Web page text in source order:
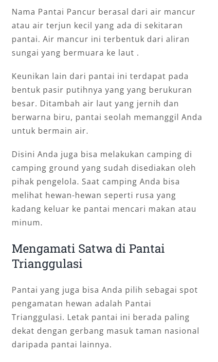
Nama Pantai Pancur berasal dari air mancur
atau air terjun kecil yang ada di sekitaran
pantai. Air mancur ini terbentuk dari aliran
sungai yang bermuara ke laut .
Keunikan lain dari pantai ini terdapat pada
bentuk pasir putihnya yang yang berukuran
besar. Ditambah air laut yang jernih dan
berwarna biru, pantai seolah memanggil Anda
untuk bermain air.
Disini Anda juga bisa melakukan camping di
camping ground yang sudah disediakan oleh
pihak pengelola. Saat camping Anda bisa
melihat hewan-hewan seperti rusa yang
kadang keluar ke pantai mencari makan atau
minum.
Mengamati Satwa di Pantai
Trianggulasi
Pantai yang juga bisa Anda pilih sebagai spot
pengamatan hewan adalah Pantai
Trianggulasi. Letak pantai ini berada paling
dekat dengan gerbang masuk taman nasional
daripada pantai lainnya.